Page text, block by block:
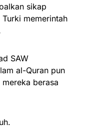
sikap
memerintah
SAW
al-Quran pun
berasa